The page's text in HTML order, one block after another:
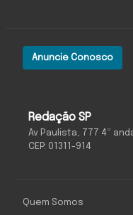
Redação SP
Av Paulista, 777 4º
CEP: 01311-914
Anuncie Conosco
Quem Somos